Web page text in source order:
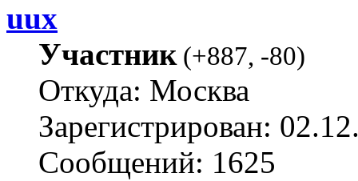
uux
Участник(+887, -80)
Откуда: Москва
Зарегистрирован:
Сообщений: 1625